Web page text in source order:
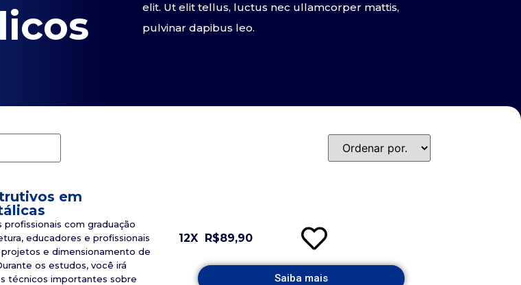
elit. Ut elit tellus, luctus nec ullamcorper mattis,
pulvinar dapibus leo.
em
profissionais com graduação
educadores e profissionais
e dimensionamento de
os estudos, você irá
técnicos importantes sobre
12X R$89,90
Saiba mais